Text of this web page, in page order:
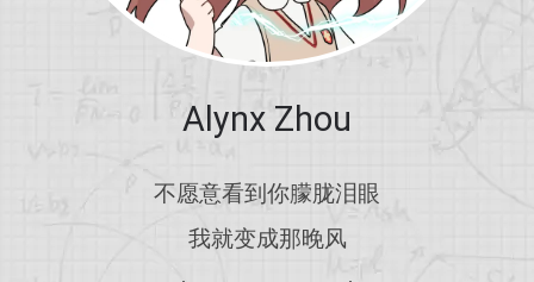
Alynx Zhou
不愿意看到你朦胧泪眼
我就变成那晚风